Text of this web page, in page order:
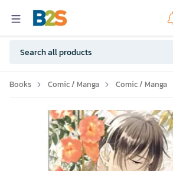
Books Comic / Manga Comic / Manga